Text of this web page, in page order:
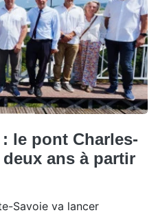
le pont Charles-
ans à partir
Savoie va lancer